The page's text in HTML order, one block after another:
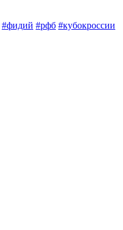
#фидий #рфб #кубокроссии